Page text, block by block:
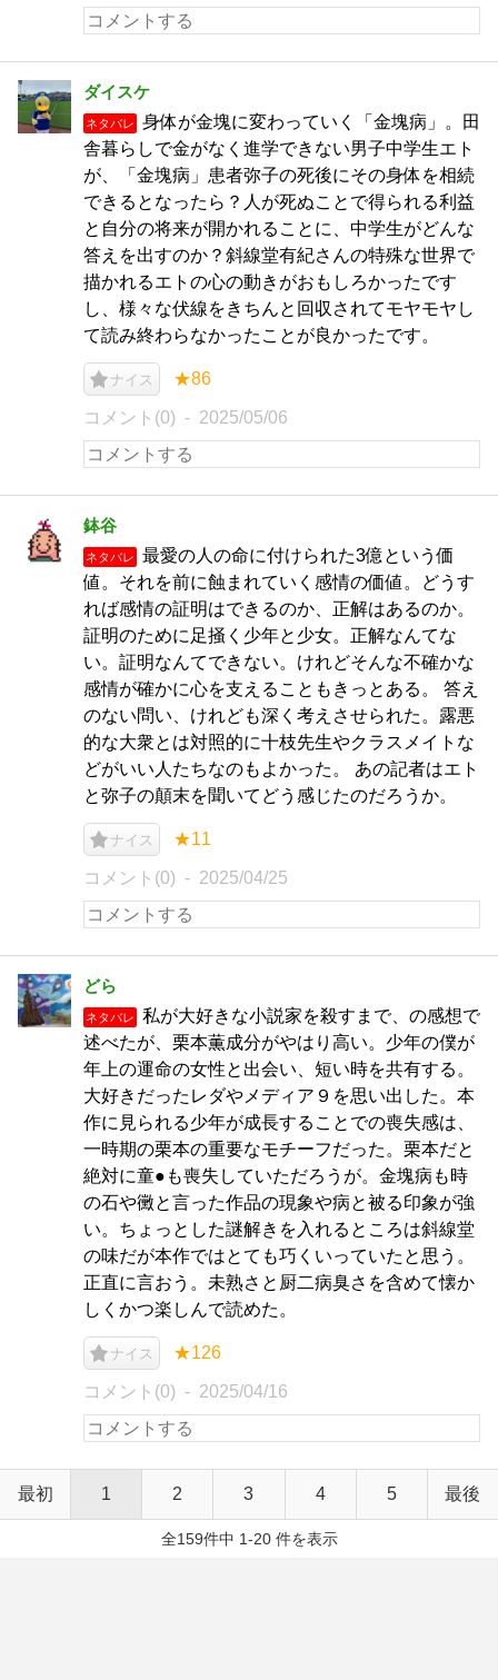
ダイスケ
ネタバレ
身体が金塊に変わっていく「金塊病」。田
舎暮らしで金がなく進学できない男子中学生エト
が、「金塊病」患者弥子の死後にその身体を相続
できるとなったら？人が死ぬことで得られる利益
と自分の将来が開かれることに、中学生がどんな
答えを出すのか？斜線堂有紀さんの特殊な世界で
描かれるエトの心の動きがおもしろかったです
し、様々な伏線をきちんと回収されてモヤモヤし
て読み終わらなかったことが良かったです。
ナイス ★86
コメント(0) 2025/05/06
鉢谷
ネタバレ
最愛の人の命に付けられた3億という価
値。それを前に蝕まれていく感情の価値。どうす
れば感情の証明はできるのか、正解はあるのか。
証明のために足掻く少年と少女。正解なんてな
い。証明なんてできない。けれどそんな不確かな
感情が確かに心を支えることもきっとある。 答え
のない問い、けれども深く考えさせられた。露悪
的な大衆とは対照的に十枝先生やクラスメイトな
どがいい人たちなのもよかった。 あの記者はエト
と弥子の顛末を聞いてどう感じたのだろうか。
ナイス ★11
コメント(0) 2025/04/25
どら
ネタバレ
私が大好きな小説家を殺すまで、の感想で
述べたが、栗本薫成分がやはり高い。少年の僕が
年上の運命の女性と出会い、短い時を共有する。
大好きだったレダやメディア９を思い出した。本
作に見られる少年が成長することでの喪失感は、
一時期の栗本の重要なモチーフだった。栗本だと
絶対に童●も喪失していただろうが。金塊病も時
の石や黴と言った作品の現象や病と被る印象が強
い。ちょっとした謎解きを入れるところは斜線堂
の味だが本作ではとても巧くいっていたと思う。
正直に言おう。未熟さと厨二病臭さを含めて懐か
しくかつ楽しんで読めた。
ナイス ★126
コメント(0) 2025/04/16
最初 1 2 3 4 5 最後
全159件中 1-20 件を表示